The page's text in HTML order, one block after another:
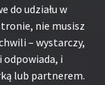
do udziału w
nie musisz
– wystarczy,
i
lub partnerem.